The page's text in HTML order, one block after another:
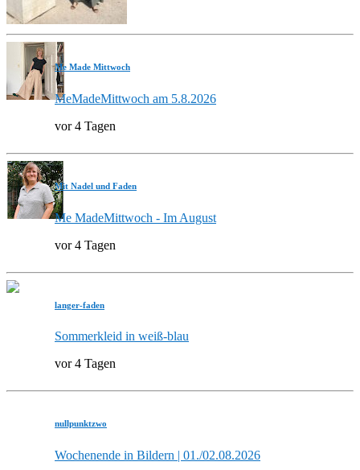
Me Made Mittwoch
MeMadeMittwoch am 5.8.2026
vor 4 Tagen
Mit Nadel und Faden
Me MadeMittwoch - Im August
vor 4 Tagen
langer-faden
Sommerkleid in weiß-blau
vor 4 Tagen
nullpunktzwo
Wochenende in Bildern | 01./02.08.2026